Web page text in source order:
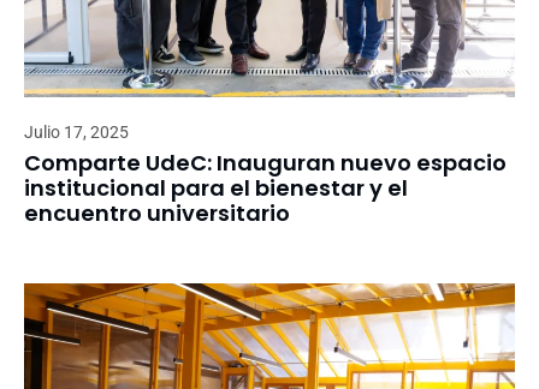
Julio 17, 2025
Comparte UdeC: Inauguran nuevo espacio
institucional para el bienestar y el
encuentro universitario